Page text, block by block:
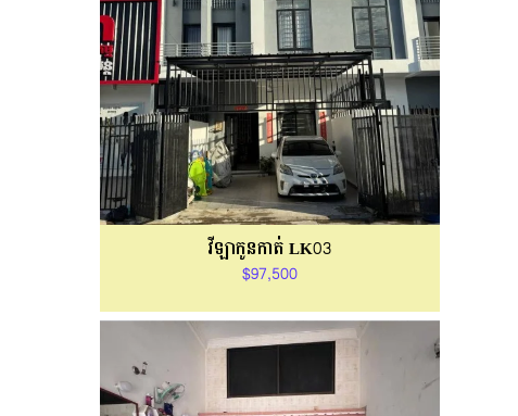
វីឡាកូនកាត់ LK03
$97,500